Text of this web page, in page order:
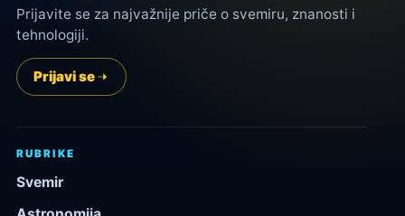
Prijavite se za najvažnije priče o svemiru, znanosti i
tehnologiji.
Prijavi se
RUBRIKE
Svemir